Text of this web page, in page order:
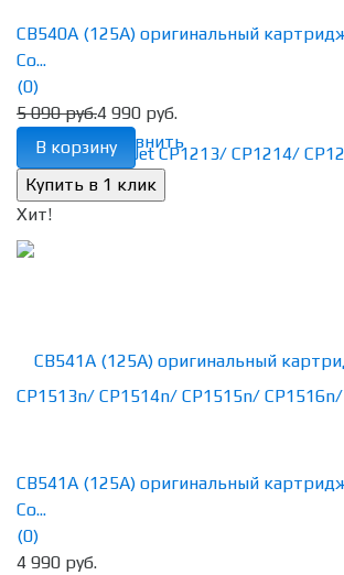
избранное сравнить
CB540A (125A) оригинальный
Co...
(0)
5 090 руб.4 990 руб.
В корзину
Хит!
CB541A (125A) оригинальный
Co...
(0)
4 990 руб.